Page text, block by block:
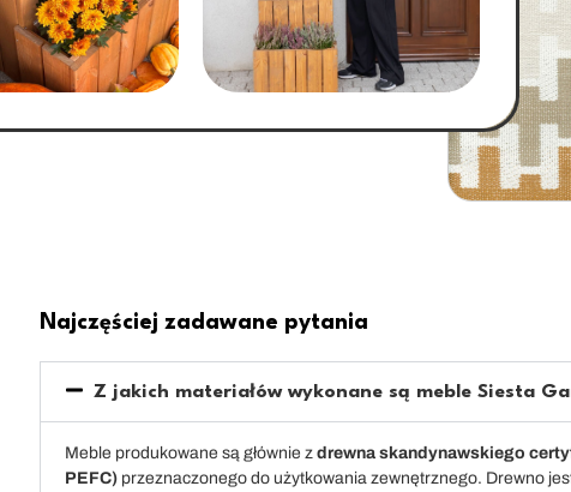
Najczęściej zadawane pytania
Z jakich materiałów wykonane są meble Siesta
Meble produkowane są głównie z drewna skandynawskiego
PEFC) przeznaczonego do użytkowania zewnętrznego. Drewno